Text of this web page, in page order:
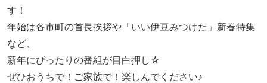
す！
年始は各市町の首長挨拶や「いい伊豆みつけた」新春特集
など、
新年にぴったりの番組が目白押し☆
ぜひおうちで！ご家族で！楽しんでください♪